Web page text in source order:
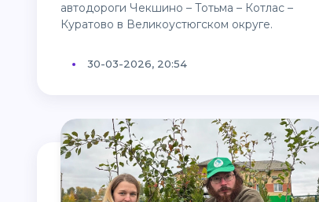
автодороги Чекшино – Тотьма – Котлас –
Куратово в Великоустюгском округе.
30-03-2026, 20:54